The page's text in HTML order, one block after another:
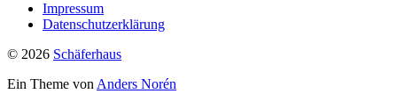
Impressum
Datenschutzerklärung
© 2026 Schäferhaus
Ein Theme von Anders Norén